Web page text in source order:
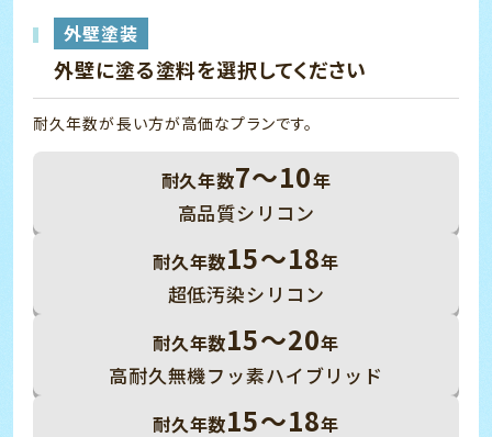
外壁塗装
外壁に塗る塗料を選択してください
耐久年数が長い方が高価なプランです。
耐久年数7～10年
高品質シリコン
耐久年数15～18年
超低汚染シリコン
耐久年数15～20年
高耐久無機フッ素ハイブリッド
耐久年数15～18年